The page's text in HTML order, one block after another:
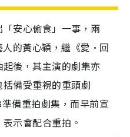
安心偷食」一事，兩
人的黃心穎，繼《愛·回
後，其主演的劇集亦
備受重視的重頭劇
備重拍劇集，而早前宣
示會配合重拍。